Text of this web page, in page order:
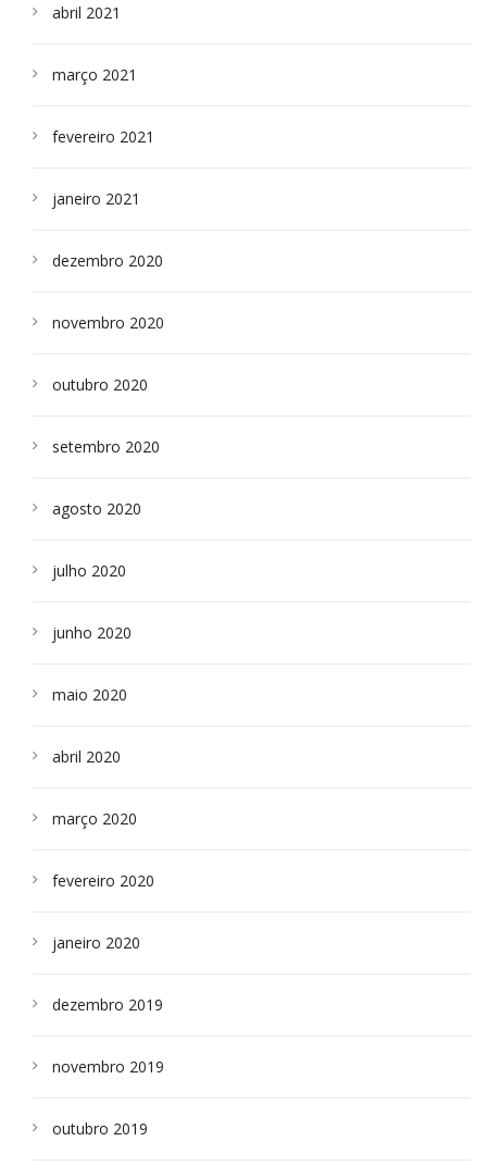
abril 2021
março 2021
fevereiro 2021
janeiro 2021
dezembro 2020
novembro 2020
outubro 2020
setembro 2020
agosto 2020
julho 2020
junho 2020
maio 2020
abril 2020
março 2020
fevereiro 2020
janeiro 2020
dezembro 2019
novembro 2019
outubro 2019